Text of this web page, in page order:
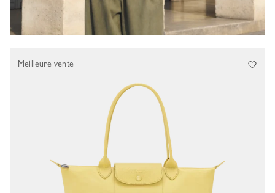
Meilleure vente